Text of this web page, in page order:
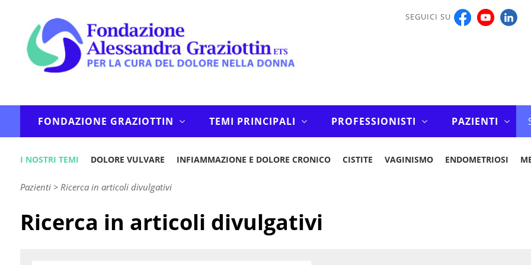
SEGUICI SU
FONDAZIONE GRAZIOTTIN TEMI PRINCIPALI PROFESSIONISTI PAZIENTI
I NOSTRI TEMI DOLORE VULVARE INFIAMMAZIONE E DOLORE CRONICO CISTITE VAGINISMO ENDOMETRIOSI
Pazienti> Ricerca in articoli divulgativi
Ricerca in articoli divulgativi